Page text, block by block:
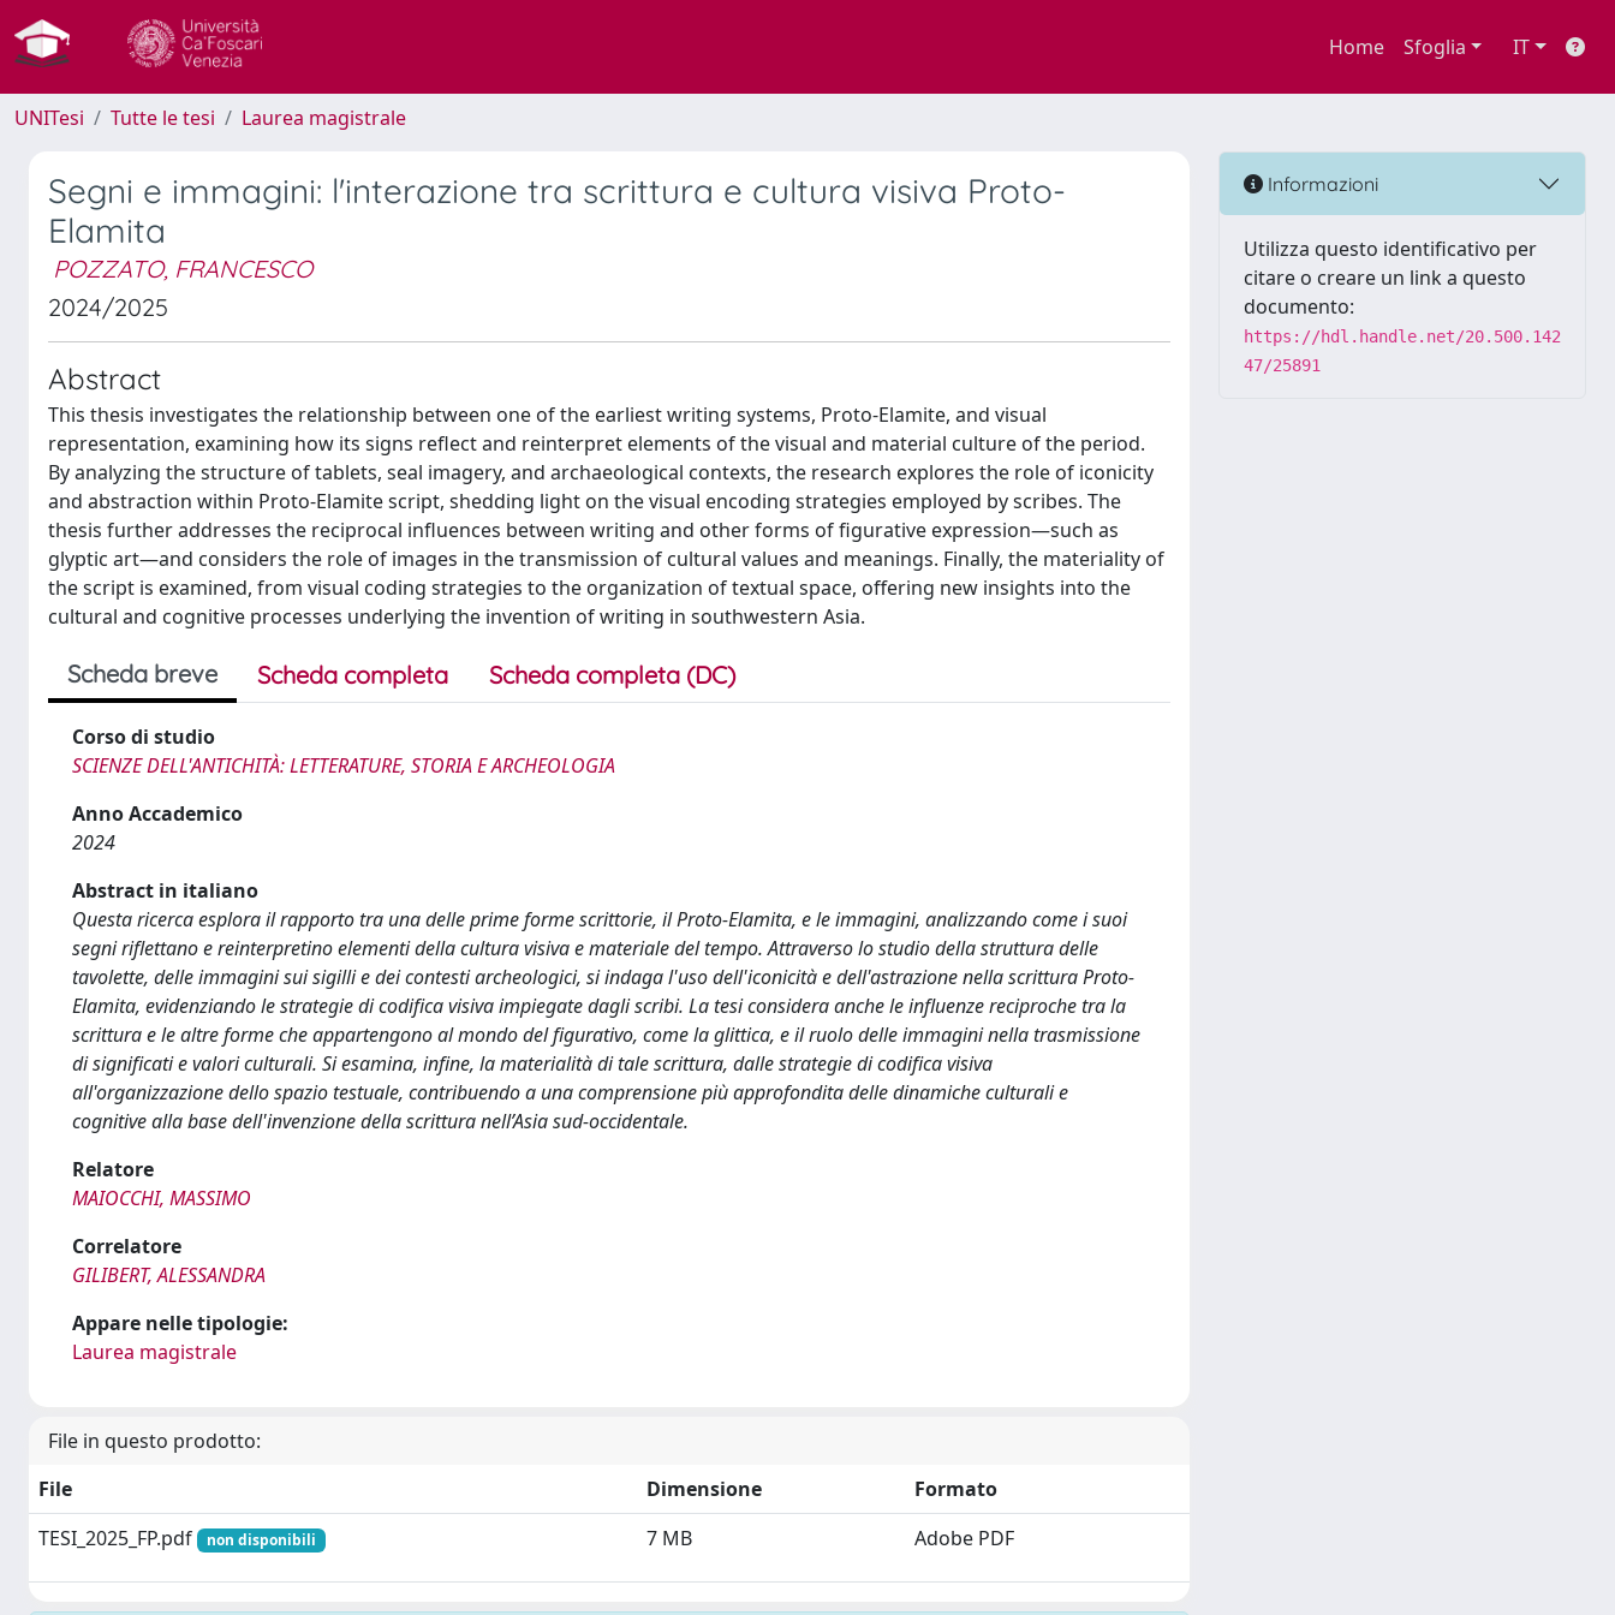
Home Sfoglia IT
UNITesi Tutte le tesi Laurea magistrale
Segni e immagini: l'interazione tra scrittura e cultura visiva Proto-
Elamita
POZZATO, FRANCESCO
2024/2025
Abstract
This thesis investigates the relationship between one of the earliest writing systems, Proto-Elamite, and visual
representation, examining how its signs reflect and reinterpret elements of the visual and material culture of the period.
By analyzing the structure of tablets, seal imagery, and archaeological contexts, the research explores the role of iconicity
and abstraction within Proto-Elamite script, shedding light on the visual encoding strategies employed by scribes. The
thesis further addresses the reciprocal influences between writing and other forms of figurative expression—such as
glyptic art—and considers the role of images in the transmission of cultural values and meanings. Finally, the materiality of
the script is examined, from visual coding strategies to the organization of textual space, offering new insights into the
cultural and cognitive processes underlying the invention of writing in southwestern Asia.
Scheda breve Scheda completa Scheda completa (DC)
Corso di studio
SCIENZE DELL'ANTICHITÀ: LETTERATURE, STORIA E ARCHEOLOGIA
Anno Accademico
2024
Abstract in italiano
Questa ricerca esplora il rapporto tra una delle prime forme scrittorie, il Proto-Elamita, e le immagini, analizzando come i suoi
segni riflettano e reinterpretino elementi della cultura visiva e materiale del tempo. Attraverso lo studio della struttura delle
tavolette, delle immagini sui sigilli e dei contesti archeologici, si indaga l'uso dell'iconicità e dell'astrazione nella scrittura Proto-
Elamita, evidenziando le strategie di codifica visiva impiegate dagli scribi. La tesi considera anche le influenze reciproche tra la
scrittura e le altre forme che appartengono al mondo del figurativo, come la glittica, e il ruolo delle immagini nella trasmissione
di significati e valori culturali. Si esamina, infine, la materialità di tale scrittura, dalle strategie di codifica visiva
all'organizzazione dello spazio testuale, contribuendo a una comprensione più approfondita delle dinamiche culturali e
cognitive alla base dell'invenzione della scrittura nell’Asia sud-occidentale.
Relatore
MAIOCCHI, MASSIMO
Correlatore
GILIBERT, ALESSANDRA
Appare nelle tipologie:
Laurea magistrale
File in questo prodotto:
File
Dimensione
Formato
TESI_2025_FP.pdf
non disponibili 7 MB Adobe PDF
Informazioni
Utilizza questo identificativo per
citare o creare un link a questo
documento:
https://hdl.handle.net/20.500.142
47/25891